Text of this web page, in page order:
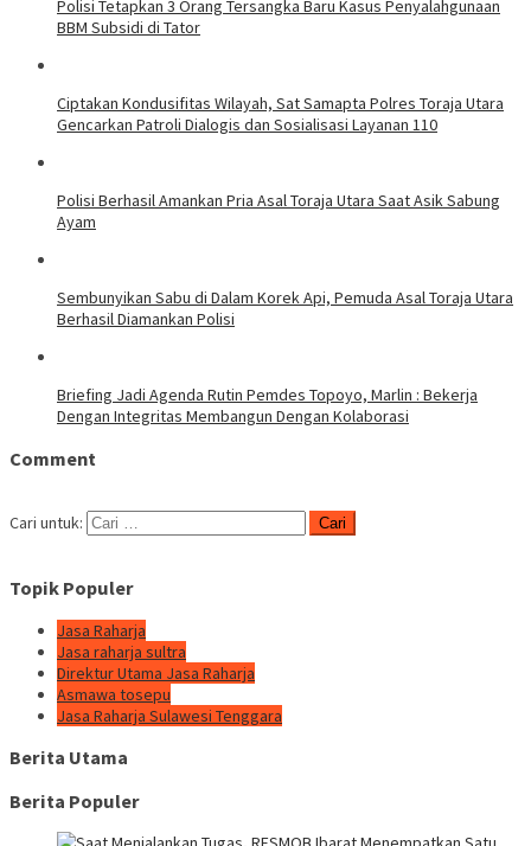
Polisi Tetapkan 3 Orang Tersangka Baru Kasus Penyalahgunaan
BBM Subsidi di Tator
Ciptakan Kondusifitas Wilayah, Sat Samapta Polres Toraja Utara
Gencarkan Patroli Dialogis dan Sosialisasi Layanan 110
Polisi Berhasil Amankan Pria Asal Toraja Utara Saat Asik Sabung
Ayam
Sembunyikan Sabu di Dalam Korek Api, Pemuda Asal Toraja Utara
Berhasil Diamankan Polisi
Briefing Jadi Agenda Rutin Pemdes Topoyo, Marlin : Bekerja
Dengan Integritas Membangun Dengan Kolaborasi
Comment
Cari untuk:
Topik Populer
Jasa Raharja
Jasa raharja sultra
Direktur Utama Jasa Raharja
Asmawa tosepu
Jasa Raharja Sulawesi Tenggara
Berita Utama
Berita Populer